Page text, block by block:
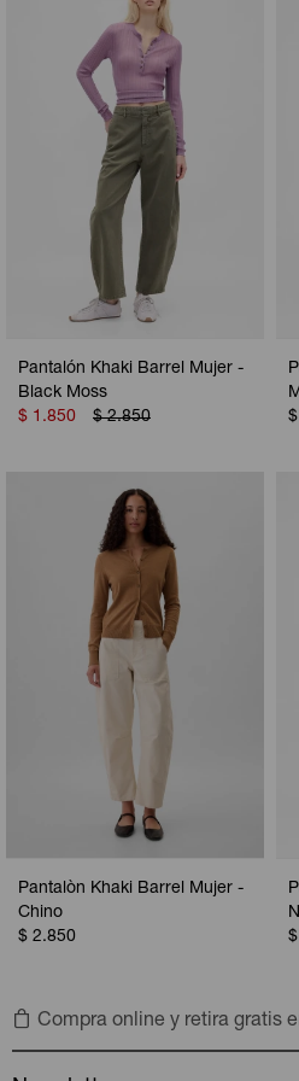
Pantalón Khaki Barrel Mujer -
Black Moss
$ 1.850 $ 2.850
$
Pantalòn Khaki Barrel Mujer -
Chino
$ 2.850
$
Compra online y retira gratis
Camperas
Musculosas
Shorts
Vestidos y polleras
Pijamas
Camperas
Chalecos
Shorts
Polos
Camperas
Chalecos
Ropa interior
Camperas
Pijamas